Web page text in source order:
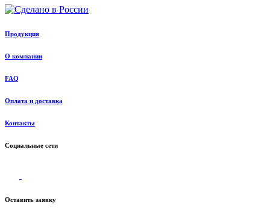
Продукция
О компании
FAQ
Оплата и доставка
Контакты
Социальные сети
Оставить заявку